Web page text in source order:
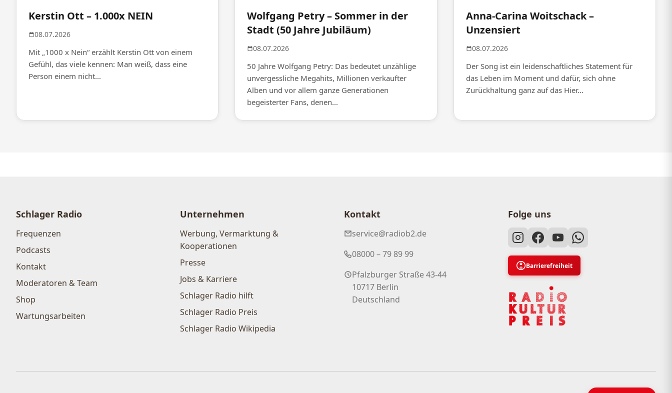
Kerstin Ott – 1.000x NEIN
08.07.2026
Mit „1000 x Nein“ erzählt Kerstin Ott von einem
Gefühl, das viele kennen: Man weiß, dass eine
Person einem nicht...
Wolfgang Petry – Sommer in der
Stadt (50 Jahre Jubiläum)
08.07.2026
50 Jahre Wolfgang Petry: Das bedeutet unzählige
unvergessliche Megahits, Millionen verkaufter
Alben und vor allem ganze Generationen
begeisterter Fans, denen...
Anna-Carina Woitschack –
Unzensiert
08.07.2026
Der Song ist ein leidenschaftliches Statement für
das Leben im Moment und dafür, sich ohne
Zurückhaltung ganz auf das Hier...
Schlager Radio
Frequenzen
Podcasts
Kontakt
Moderatoren & Team
Shop
Wartungsarbeiten
Unternehmen
Werbung, Vermarktung &
Kooperationen
Presse
Jobs & Karriere
Schlager Radio hilft
Schlager Radio Preis
Schlager Radio Wikipedia
Kontakt
service@radiob2.de
08000 – 79 89 99
Pfalzburger Straße 43-44
10717 Berlin
Deutschland
Folge uns
Barrierefreiheit